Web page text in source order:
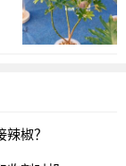
椒？